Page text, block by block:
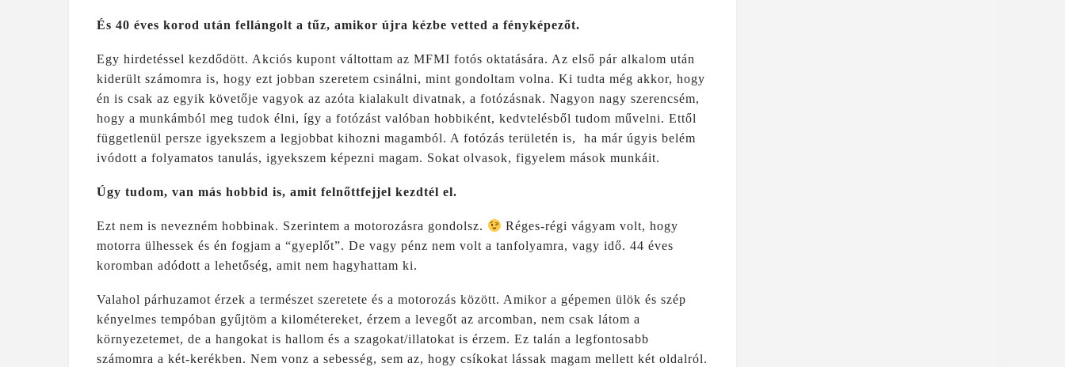
És 40 éves korod után fellángolt a tűz, amikor újra kézbe vetted a fényképezőt.
Egy hirdetéssel kezdődött. Akciós kupont váltottam az MFMI fotós oktatására. Az első pár alkalom után
kiderült számomra is, hogy ezt jobban szeretem csinálni, mint gondoltam volna. Ki tudta még akkor, hogy
én is csak az egyik követője vagyok az azóta kialakult divatnak, a fotózásnak. Nagyon nagy szerencsém,
hogy a munkámból meg tudok élni, így a fotózást valóban hobbiként, kedvtelésből tudom művelni. Ettől
függetlenül persze igyekszem a legjobbat kihozni magamból. A fotózás területén is, ha már úgyis belém
ivódott a folyamatos tanulás, igyekszem képezni magam. Sokat olvasok, figyelem mások munkáit.
Úgy tudom, van más hobbid is, amit felnőttfejjel kezdtél el.
Ezt nem is nevezném hobbinak. Szerintem a motorozásra gondolsz.
Réges-régi vágyam volt, hogy
motorra ülhessek és én fogjam a “gyeplőt”. De vagy pénz nem volt a tanfolyamra, vagy idő. 44 éves
koromban adódott a lehetőség, amit nem hagyhattam ki.
Valahol párhuzamot érzek a természet szeretete és a motorozás között. Amikor a gépemen ülök és szép
kényelmes tempóban gyűjtöm a kilométereket, érzem a levegőt az arcomban, nem csak látom a
környezetemet, de a hangokat is hallom és a szagokat/illatokat is érzem. Ez talán a legfontosabb
számomra a két-kerékben. Nem vonz a sebesség, sem az, hogy csíkokat lássak magam mellett két oldalról.